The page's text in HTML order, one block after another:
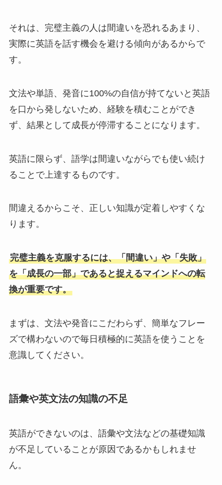
それは、完璧主義の人は間違いを恐れるあまり、
実際に英語を話す機会を避ける傾向があるからで
す。
文法や単語、発音に100%の自信が持てないと英語
を口から発しないため、経験を積むことができ
ず、結果として成長が停滞することになります。
英語に限らず、語学は間違いながらでも使い続け
ることで上達するものです。
間違えるからこそ、正しい知識が定着しやすくな
ります。
完璧主義を克服するには、「間違い」や「失敗」
を「成長の一部」であると捉えるマインドへの転
換が重要です。
まずは、文法や発音にこだわらず、簡単なフレー
ズで構わないので毎日積極的に英語を使うことを
意識してください。
語彙や英文法の知識の不足
英語ができないのは、語彙や文法などの基礎知識
が不足していることが原因であるかもしれませ
ん。